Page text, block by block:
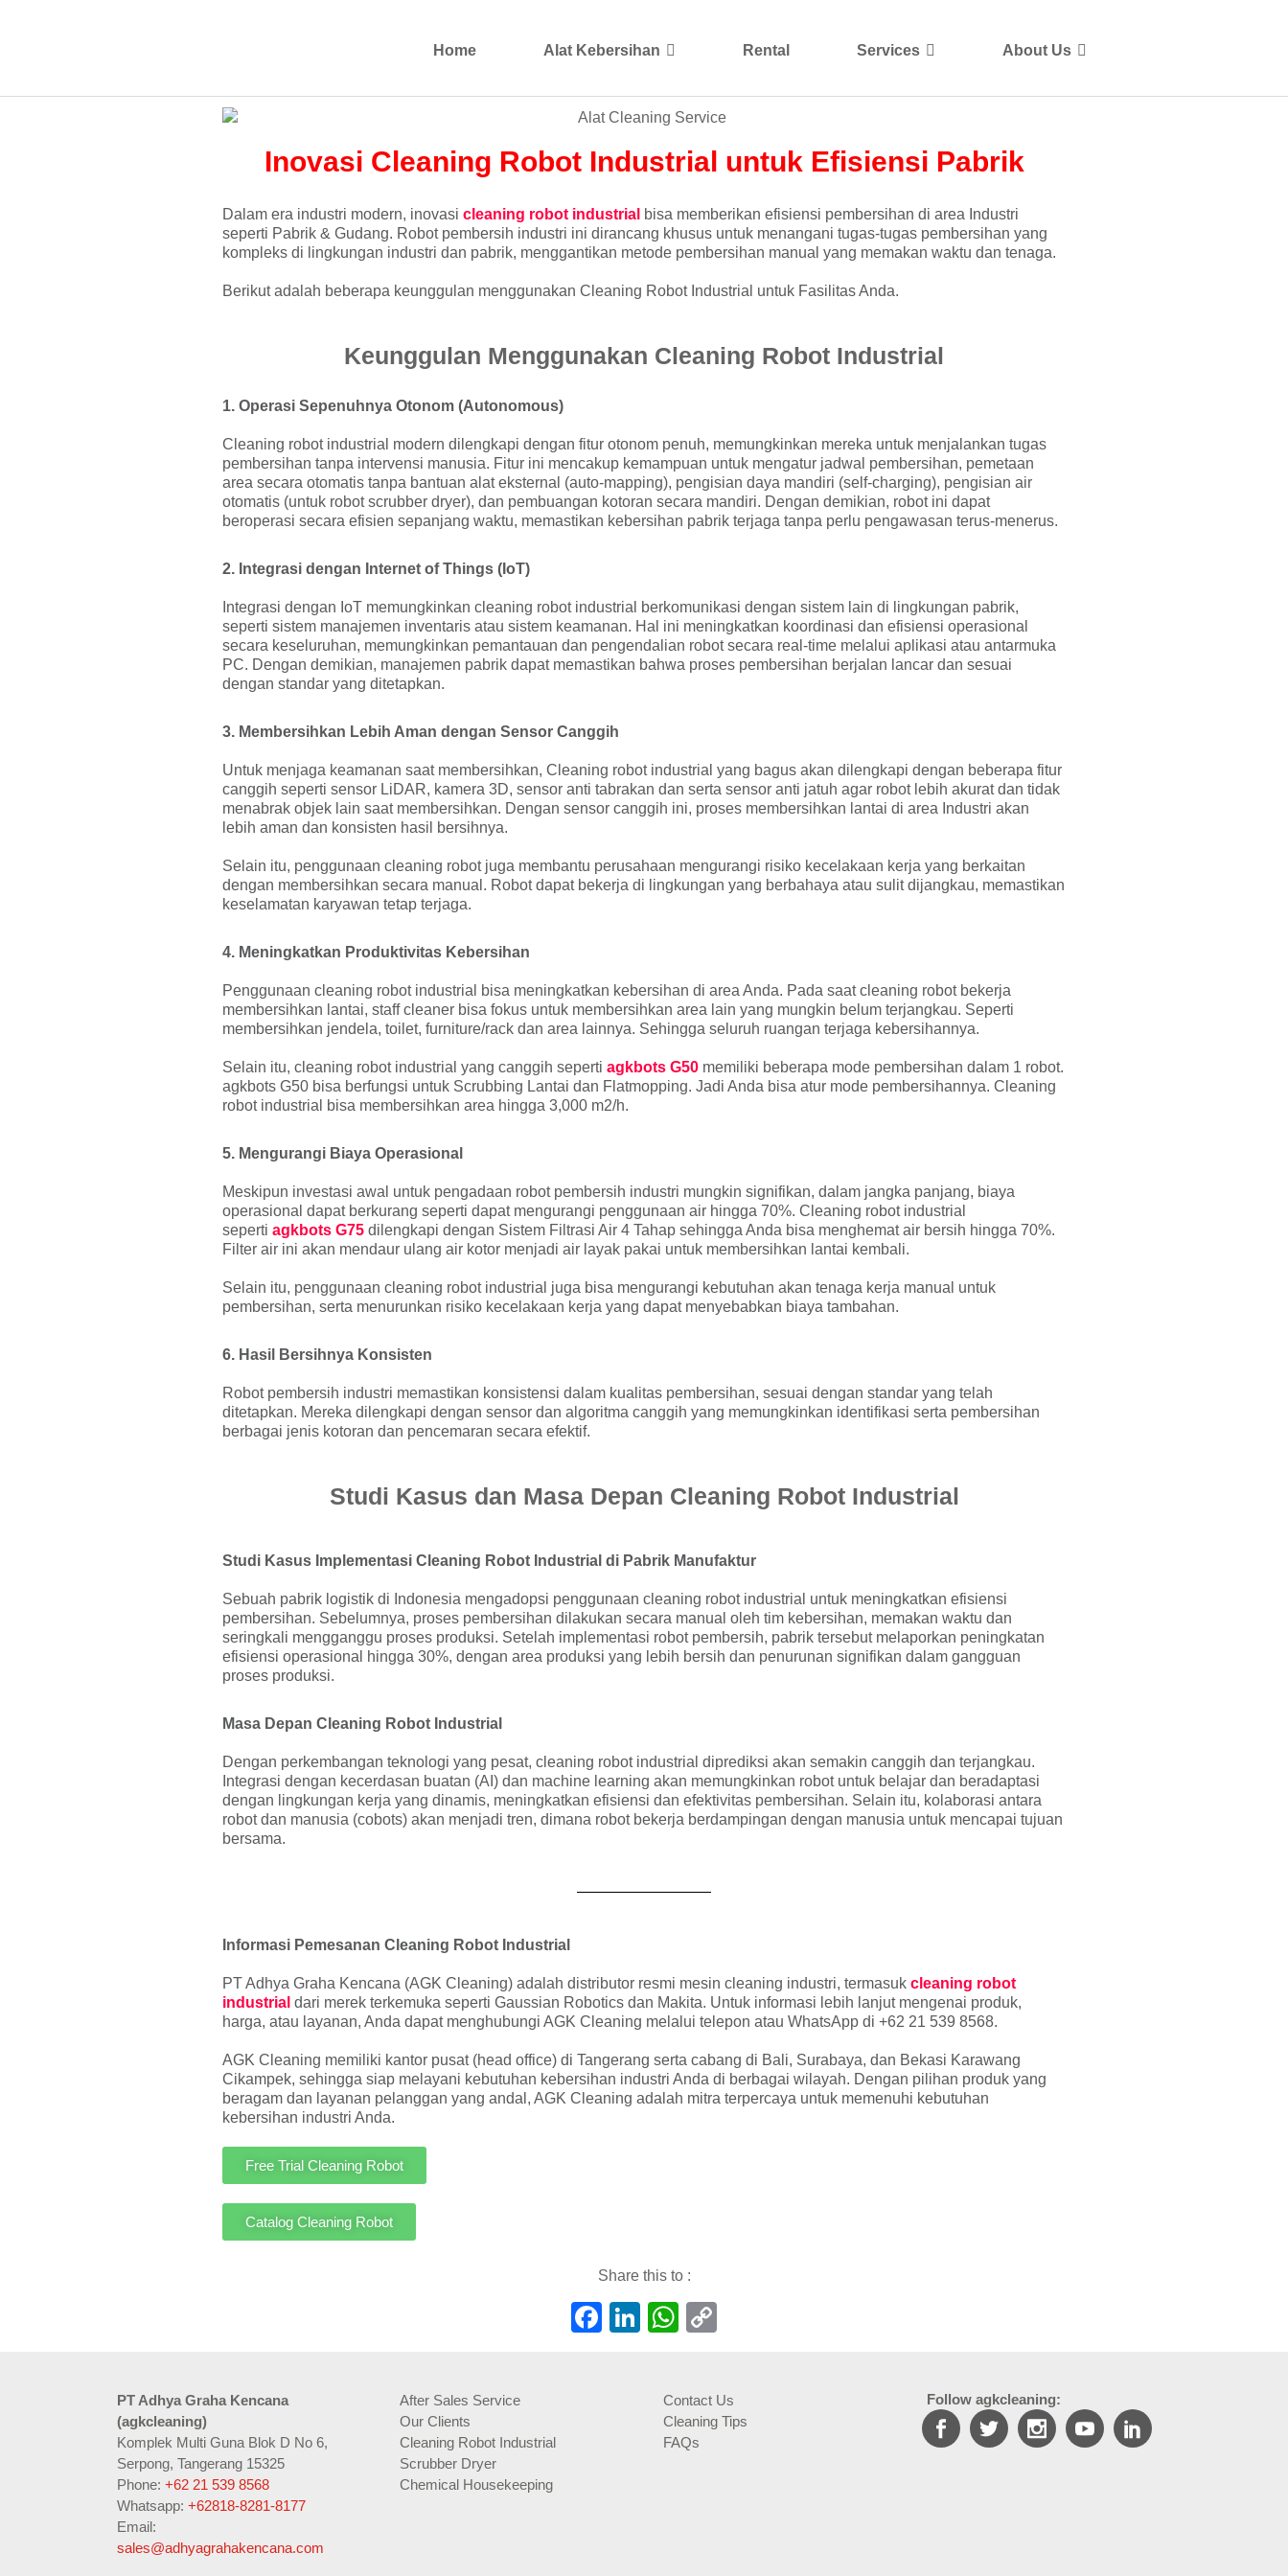
Home Alat Kebersihan Rental Services About Us
Inovasi Cleaning Robot Industrial untuk Efisiensi Pabrik
Dalam era industri modern, inovasi cleaning robot industrial bisa memberikan efisiensi pembersihan di area Industri
seperti Pabrik & Gudang. Robot pembersih industri ini dirancang khusus untuk menangani tugas-tugas pembersihan yang
kompleks di lingkungan industri dan pabrik, menggantikan metode pembersihan manual yang memakan waktu dan tenaga.
Berikut adalah beberapa keunggulan menggunakan Cleaning Robot Industrial untuk Fasilitas Anda.
Keunggulan Menggunakan Cleaning Robot Industrial
1. Operasi Sepenuhnya Otonom (Autonomous)
Cleaning robot industrial modern dilengkapi dengan fitur otonom penuh, memungkinkan mereka untuk menjalankan tugas
pembersihan tanpa intervensi manusia. Fitur ini mencakup kemampuan untuk mengatur jadwal pembersihan, pemetaan
area secara otomatis tanpa bantuan alat eksternal (auto-mapping), pengisian daya mandiri (self-charging), pengisian air
otomatis (untuk robot scrubber dryer), dan pembuangan kotoran secara mandiri. Dengan demikian, robot ini dapat
beroperasi secara efisien sepanjang waktu, memastikan kebersihan pabrik terjaga tanpa perlu pengawasan terus-menerus.
2. Integrasi dengan Internet of Things (IoT)
Integrasi dengan IoT memungkinkan cleaning robot industrial berkomunikasi dengan sistem lain di lingkungan pabrik,
seperti sistem manajemen inventaris atau sistem keamanan. Hal ini meningkatkan koordinasi dan efisiensi operasional
secara keseluruhan, memungkinkan pemantauan dan pengendalian robot secara real-time melalui aplikasi atau antarmuka
PC. Dengan demikian, manajemen pabrik dapat memastikan bahwa proses pembersihan berjalan lancar dan sesuai
dengan standar yang ditetapkan.
3. Membersihkan Lebih Aman dengan Sensor Canggih
Untuk menjaga keamanan saat membersihkan, Cleaning robot industrial yang bagus akan dilengkapi dengan beberapa fitur
canggih seperti sensor LiDAR, kamera 3D, sensor anti tabrakan dan serta sensor anti jatuh agar robot lebih akurat dan tidak
menabrak objek lain saat membersihkan. Dengan sensor canggih ini, proses membersihkan lantai di area Industri akan
lebih aman dan konsisten hasil bersihnya.
Selain itu, penggunaan cleaning robot juga membantu perusahaan mengurangi risiko kecelakaan kerja yang berkaitan
dengan membersihkan secara manual. Robot dapat bekerja di lingkungan yang berbahaya atau sulit dijangkau, memastikan
keselamatan karyawan tetap terjaga.
4. Meningkatkan Produktivitas Kebersihan
Penggunaan cleaning robot industrial bisa meningkatkan kebersihan di area Anda. Pada saat cleaning robot bekerja
membersihkan lantai, staff cleaner bisa fokus untuk membersihkan area lain yang mungkin belum terjangkau. Seperti
membersihkan jendela, toilet, furniture/rack dan area lainnya. Sehingga seluruh ruangan terjaga kebersihannya.
Selain itu, cleaning robot industrial yang canggih seperti agkbots G50 memiliki beberapa mode pembersihan dalam 1 robot.
agkbots G50 bisa berfungsi untuk Scrubbing Lantai dan Flatmopping. Jadi Anda bisa atur mode pembersihannya. Cleaning
robot industrial bisa membersihkan area hingga 3,000 m2/h.
5. Mengurangi Biaya Operasional
Meskipun investasi awal untuk pengadaan robot pembersih industri mungkin signifikan, dalam jangka panjang, biaya
operasional dapat berkurang seperti dapat mengurangi penggunaan air hingga 70%. Cleaning robot industrial
seperti agkbots G75 dilengkapi dengan Sistem Filtrasi Air 4 Tahap sehingga Anda bisa menghemat air bersih hingga 70%.
Filter air ini akan mendaur ulang air kotor menjadi air layak pakai untuk membersihkan lantai kembali.
Selain itu, penggunaan cleaning robot industrial juga bisa mengurangi kebutuhan akan tenaga kerja manual untuk
pembersihan, serta menurunkan risiko kecelakaan kerja yang dapat menyebabkan biaya tambahan.
6. Hasil Bersihnya Konsisten
Robot pembersih industri memastikan konsistensi dalam kualitas pembersihan, sesuai dengan standar yang telah
ditetapkan. Mereka dilengkapi dengan sensor dan algoritma canggih yang memungkinkan identifikasi serta pembersihan
berbagai jenis kotoran dan pencemaran secara efektif.
Studi Kasus dan Masa Depan Cleaning Robot Industrial
Studi Kasus Implementasi Cleaning Robot Industrial di Pabrik Manufaktur
Sebuah pabrik logistik di Indonesia mengadopsi penggunaan cleaning robot industrial untuk meningkatkan efisiensi
pembersihan. Sebelumnya, proses pembersihan dilakukan secara manual oleh tim kebersihan, memakan waktu dan
seringkali mengganggu proses produksi. Setelah implementasi robot pembersih, pabrik tersebut melaporkan peningkatan
efisiensi operasional hingga 30%, dengan area produksi yang lebih bersih dan penurunan signifikan dalam gangguan
proses produksi.
Masa Depan Cleaning Robot Industrial
Dengan perkembangan teknologi yang pesat, cleaning robot industrial diprediksi akan semakin canggih dan terjangkau.
Integrasi dengan kecerdasan buatan (AI) dan machine learning akan memungkinkan robot untuk belajar dan beradaptasi
dengan lingkungan kerja yang dinamis, meningkatkan efisiensi dan efektivitas pembersihan. Selain itu, kolaborasi antara
robot dan manusia (cobots) akan menjadi tren, dimana robot bekerja berdampingan dengan manusia untuk mencapai tujuan
bersama.
Informasi Pemesanan Cleaning Robot Industrial
PT Adhya Graha Kencana (AGK Cleaning) adalah distributor resmi mesin cleaning industri, termasuk cleaning robot
industrial dari merek terkemuka seperti Gaussian Robotics dan Makita. Untuk informasi lebih lanjut mengenai produk,
harga, atau layanan, Anda dapat menghubungi AGK Cleaning melalui telepon atau WhatsApp di +62 21 539 8568.
AGK Cleaning memiliki kantor pusat (head office) di Tangerang serta cabang di Bali, Surabaya, dan Bekasi Karawang
Cikampek, sehingga siap melayani kebutuhan kebersihan industri Anda di berbagai wilayah. Dengan pilihan produk yang
beragam dan layanan pelanggan yang andal, AGK Cleaning adalah mitra terpercaya untuk memenuhi kebutuhan
kebersihan industri Anda.
Free Trial Cleaning Robot
Catalog Cleaning Robot
Share this to :
Facebook
LinkedIn
WhatsApp
PT Adhya Graha Kencana
(agkcleaning)
Komplek Multi Guna Blok D No 6,
Serpong, Tangerang 15325
Phone: +62 21 539 8568
Whatsapp: +62818-8281-8177
Email:
sales@adhyagrahakencana.com
After Sales Service
Our Clients
Cleaning Robot Industrial
Scrubber Dryer
Chemical Housekeeping
Contact Us
Cleaning Tips
FAQs
Follow agkcleaning: